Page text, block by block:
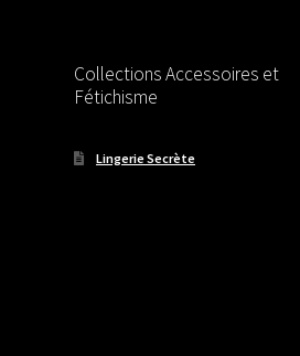
Collections Accessoires et
Fétichisme
Lingerie Secrète